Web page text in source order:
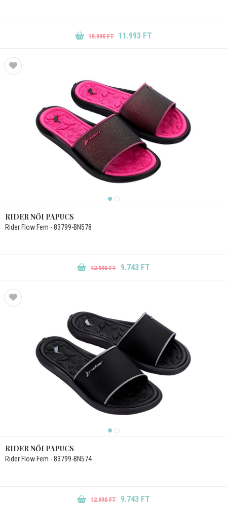
15.990 FT 11.993 FT
RIDER NŐI PAPUCS
Rider Flow Fem - 83799-BN578
12.990 FT 9.743 FT
RIDER NŐI PAPUCS
Rider Flow Fem - 83799-BN574
12.990 FT 9.743 FT